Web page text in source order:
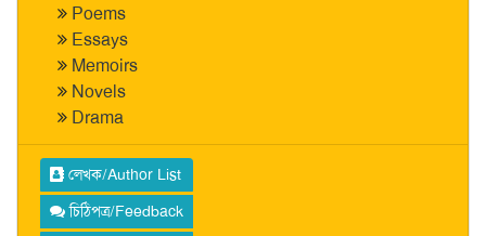
Poems
Essays
Memoirs
Novels
Drama
লেখক/Author List
চিঠিপত্র/Feedback